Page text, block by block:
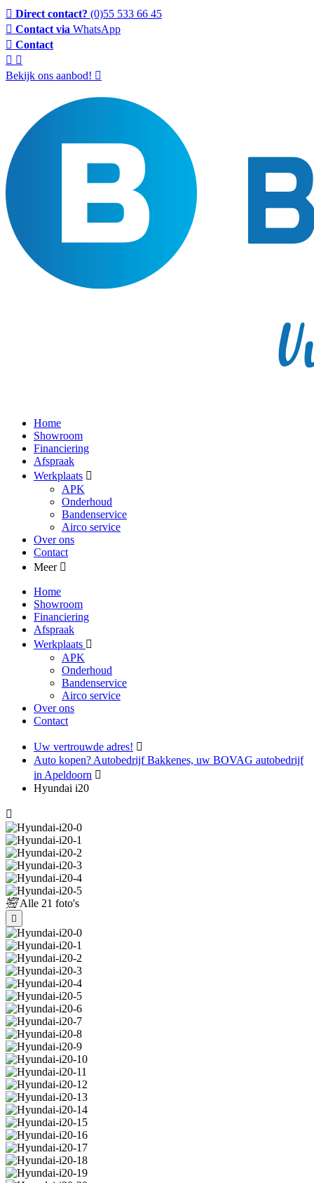
Direct contact? (0)55 533 66 45
Contact via WhatsApp
Contact
Bekijk ons aanbod!
Home
Showroom
Financiering
Afspraak
Werkplaats
APK
Onderhoud
Bandenservice
Airco service
Over ons
Contact
Meer
Home
Showroom
Financiering
Afspraak
Werkplaats
APK
Onderhoud
Bandenservice
Airco service
Over ons
Contact
Uw vertrouwde adres!
Auto kopen? Autobedrijf Bakkenes, uw BOVAG autobedrijf
in Apeldoorn
Hyundai i20
Alle 21 foto's